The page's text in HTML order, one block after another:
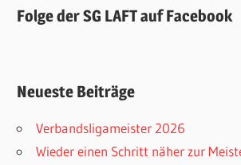
Folge der SG LAFT auf Facebook
Neueste Beiträge
Verbandsligameister 2026
Wieder einen Schritt näher zur